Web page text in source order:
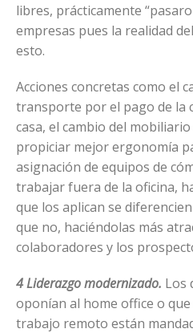
libres, prácticamente
empresas pues la realidad
esto.
Acciones concretas como el
transporte por el pago de la
casa, el cambio del
propiciar mejor ergonomía
asignación de equipos de
trabajar fuera de la oficina,
que los aplican se
que no, haciéndolas más
colaboradores y los
4 Liderazgo modernizado. Los
oponían al home office o
trabajo remoto están